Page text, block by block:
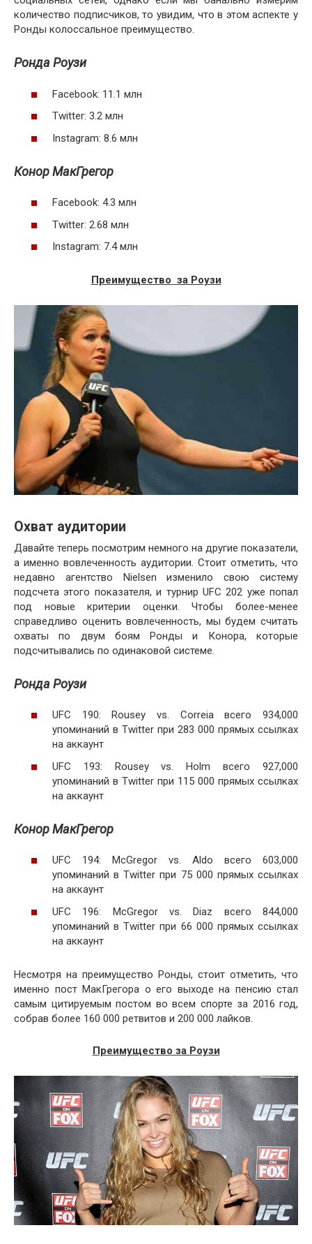
количество подписчиков, то увидим, что в этом аспекте у
Ронды колоссальное преимущество.
Ронда Роузи
Facebook: 11.1 млн
Twitter: 3.2 млн
Instagram: 8.6 млн
Конор МакГрегор
Facebook: 4.3 млн
Twitter: 2.68 млн
Instagram: 7.4 млн
Преимущество за Роузи
Охват аудитории
Давайте теперь посмотрим немного на другие показатели,
а именно вовлеченность аудитории. Стоит отметить, что
недавно агентство Nielsen изменило свою систему
подсчета этого показателя, и турнир UFC 202 уже попал
под новые критерии оценки. Чтобы более-менее
справедливо оценить вовлеченность, мы будем считать
охваты по двум боям Ронды и Конора, которые
подсчитывались по одинаковой системе.
Ронда Роузи
UFC 190: Rousey vs. Correia всего 934,000
упоминаний в Twitter при 283 000 прямых ссылках
на аккаунт
UFC 193: Rousey vs. Holm всего 927,000
упоминаний в Twitter при 115 000 прямых ссылках
на аккаунт
Конор МакГрегор
UFC 194: McGregor vs. Aldo всего 603,000
упоминаний в Twitter при 75 000 прямых ссылках
на аккаунт
UFC 196: McGregor vs. Diaz всего 844,000
упоминаний в Twitter при 66 000 прямых ссылках
на аккаунт
Несмотря на преимущество Ронды, стоит отметить, что
именно пост МакГрегора о его выходе на пенсию стал
самым цитируемым постом во всем спорте за 2016 год,
собрав более 160 000 ретвитов и 200 000 лайков.
Преимущество за Роузи